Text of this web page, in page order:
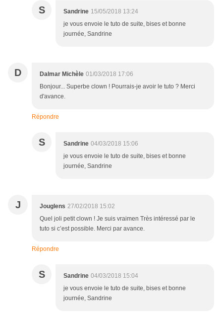
S Sandrine 15/05/2018 13:24
je vous envoie le tuto de suite, bises et bonne
journée, Sandrine
D Dalmar Michèle 01/03/2018 17:06
Bonjour... Superbe clown ! Pourrais-je avoir le tuto ? Merci
d'avance.
Répondre
S Sandrine 04/03/2018 15:06
je vous envoie le tuto de suite, bises et bonne
journée, Sandrine
J Jouglens 27/02/2018 15:02
Quel joli petit clown ! Je suis vraimen Très intéressé par le
tuto si c’est possible. Merci par avance.
Répondre
S Sandrine 04/03/2018 15:04
je vous envoie le tuto de suite, bises et bonne
journée, Sandrine